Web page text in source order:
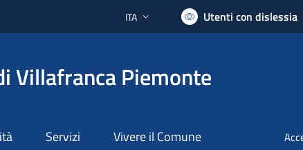
Lingua attiva:
ITA Utenti con dislessia
Villafranca Piemonte
Servizi Vivere il Comune